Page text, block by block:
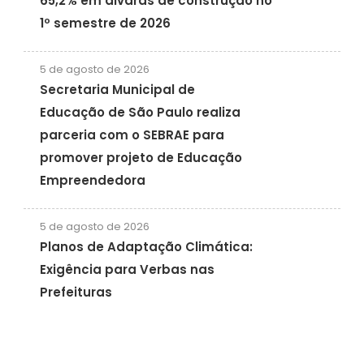
1º semestre de 2026
5 de agosto de 2026
Secretaria Municipal de
Educação de São Paulo realiza
parceria com o SEBRAE para
promover projeto de Educação
Empreendedora
5 de agosto de 2026
Planos de Adaptação Climática:
Exigência para Verbas nas
Prefeituras